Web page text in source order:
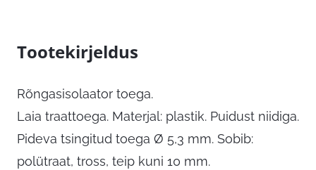
Tootekirjeldus
Rõngasisolaator toega.
Laia traattoega. Materjal: plastik. Puidust niidiga.
Pideva tsingitud toega Ø 5,3 mm. Sobib:
polütraat, tross, teip kuni 10 mm.